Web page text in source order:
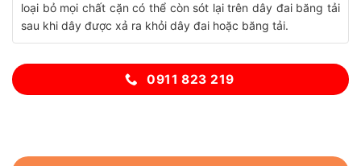
loại bỏ mọi chất cặn có thể còn sót lại trên dây đai băng tải
sau khi dây được xả ra khỏi dây đai hoặc băng tải.
0911 823 219